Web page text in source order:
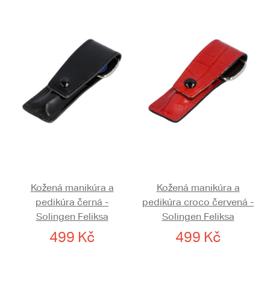
Kožená manikúra a
pedikúra černá -
Solingen Feliksa
499 Kč
Kožená manikúra a
pedikúra croco červená -
Solingen Feliksa
499 Kč